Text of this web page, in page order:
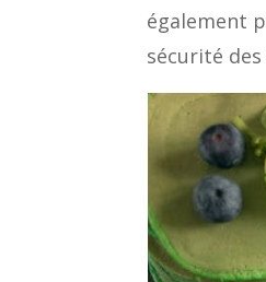
également
sécurité